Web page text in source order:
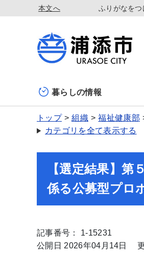
本文へ ふりがなをつ
暮らしの情報
トップ 組織 福祉健康部
カテゴリを全て表示する
【選定結果】
係る公募型プロ
記事番号： 1-15231
公開日 2026年04月14日